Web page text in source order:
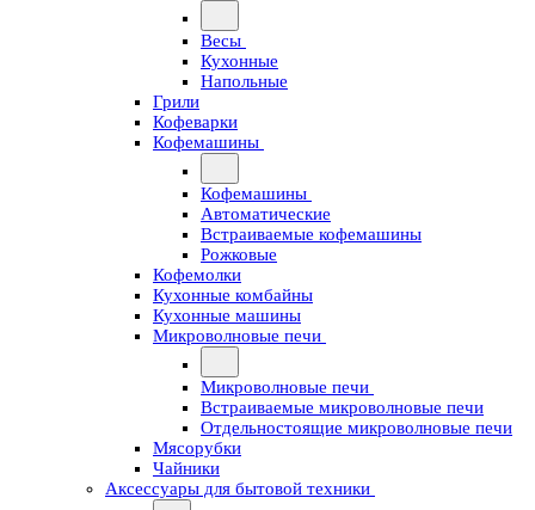
Весы
Кухонные
Напольные
Грили
Кофеварки
Кофемашины
Кофемашины
Автоматические
Встраиваемые кофемашины
Рожковые
Кофемолки
Кухонные комбайны
Кухонные машины
Микроволновые печи
Микроволновые печи
Встраиваемые микроволновые печи
Отдельностоящие микроволновые печи
Мясорубки
Чайники
Аксессуары для бытовой техники